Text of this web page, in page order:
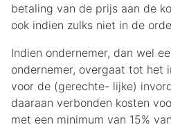
betaling van de prijs aan de
ook indien zulks niet in de
Indien ondernemer, dan wel
ondernemer, overgaat tot het
voor de (gerechte- lijke)
daaraan verbonden kosten
met een minimum van 15%